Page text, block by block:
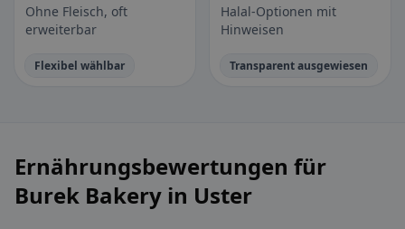
Ohne Fleisch, oft
erweiterbar
Flexibel wählbar
Halal-Optionen mit
Hinweisen
Transparent ausgewiesen
Ernährungsbewertungen für
Burek Bakery in Uster